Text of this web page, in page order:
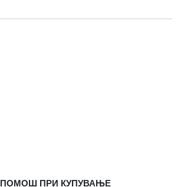
ПОМОШ ПРИ КУПУВАЊЕ